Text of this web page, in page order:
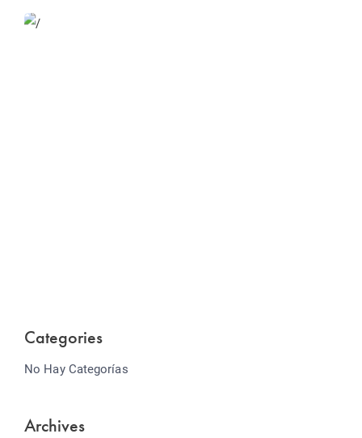
Categories
No Hay Categorías
Archives